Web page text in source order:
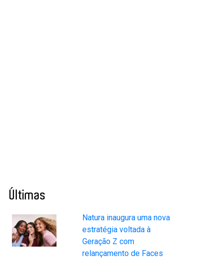
Últimas
Natura inaugura uma nova
estratégia voltada à
Geração Z com
relançamento de Faces